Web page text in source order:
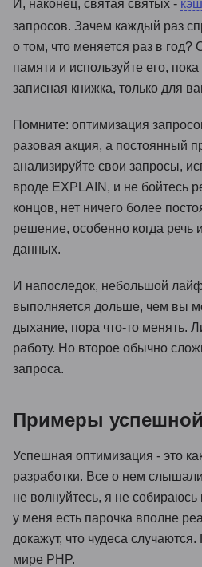
И, наконец, святая святых -
запросов. Зачем каждый раз
о том, что меняется раз в год?
памяти и используйте его,
записная книжка, только для
Помните: оптимизация
разовая акция, а постоянный
анализируйте свои запросы,
вроде EXPLAIN, и не бойтесь
концов, нет ничего более
решение, особенно когда речь
данных.
И напоследок, небольшой
выполняется дольше, чем вы
дыхание, пора что-то менять.
работу. Но второе обычно
запроса.
Примеры
Успешная оптимизация - это
разработки. Все о нем
не волнуйтесь, я не собираюсь
у меня есть парочка вполне
докажут, что чудеса
мире PHP.